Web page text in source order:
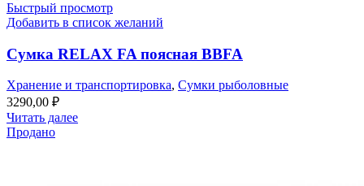
Быстрый просмотр
Добавить в список желаний
Сумка RELAX FA поясная BBFA
Хранение и транспортировка, Сумки рыболовные
3290,00 ₽
Читать далее
Продано